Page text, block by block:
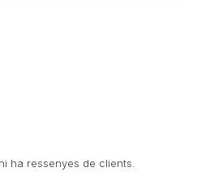
ha ressenyes de clients.